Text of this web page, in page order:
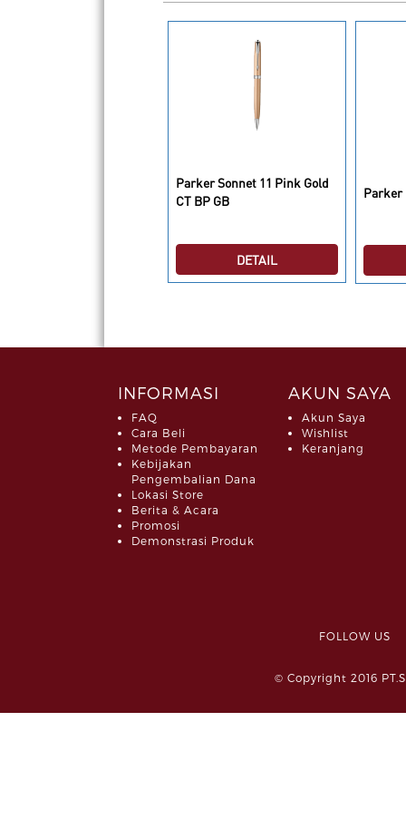
Parker Sonnet 11 Pink Gold
CT BP GB
DETAIL
Parker
INFORMASI
FAQ
Cara Beli
Metode Pembayaran
Kebijakan
Pengembalian Dana
Lokasi Store
Berita & Acara
Promosi
Demonstrasi Produk
AKUN SAYA
Akun Saya
Wishlist
Keranjang
FOLLOW
© Copyright 2016